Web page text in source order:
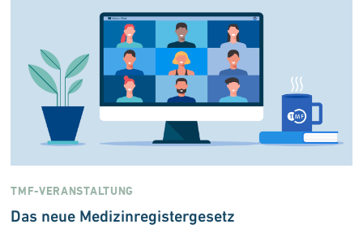
TMF-VERANSTALTUNG
Das neue Medizinregistergesetz